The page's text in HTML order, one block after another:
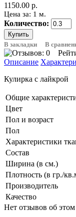
1150.00 р.
Цена за: 1 м.
Количество:
В закладки В
Описание
Кулирка с лайкрой
Общие
Цвет
Пол и возраст
Пол
Характеристики
Состав
Ширина (в см.)
Плотность (в гр./
Производитель
Качество
Нет отзывов об этом